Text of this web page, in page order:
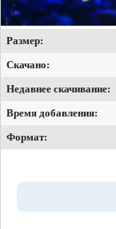
Размер:
Скачано:
Недавнее скачивание:
Время добавления:
Формат: